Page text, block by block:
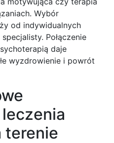
Wybór
od indywidualnych
Połączenie
daje
wyzdrowienie i powrót
terenie